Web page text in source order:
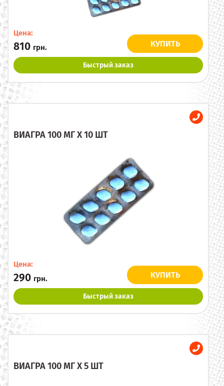
Цена:
810 грн. КУПИТЬ
Быстрый заказ
ВИАГРА 100 МГ X 10 ШТ
Цена:
290 грн. КУПИТЬ
Быстрый заказ
ВИАГРА 100 МГ X 5 ШТ